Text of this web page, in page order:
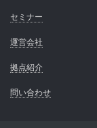
セミナー
運営会社
拠点紹介
問い合わせ